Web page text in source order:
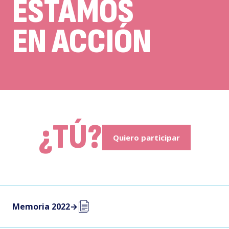
ESTAMOS
EN ACCIÓN
¿TÚ? Quiero participar
Memoria 2022→